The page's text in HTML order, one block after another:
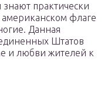
практически
американском флаге
Данная
Штатов
и любви жителей к